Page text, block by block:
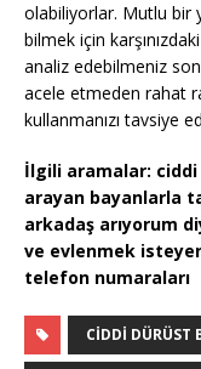
olabiliyorlar. Mutlu bir
bilmek için
analiz edebilmeniz
acele etmeden rahat
kullanmanızı tavsiye
İlgili aramalar:
arayan bayanlarla
arkadaş arıyorum
ve evlenmek
telefon numaraları
CIDDI DÜRÜST